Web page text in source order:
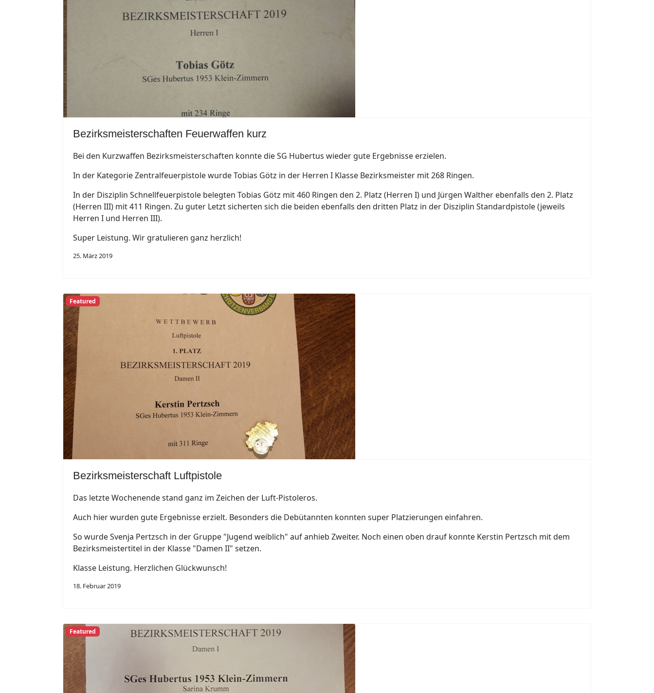
Bezirksmeisterschaften Feuerwaffen kurz
Bei den Kurzwaffen Bezirksmeisterschaften konnte die SG Hubertus wieder gute Ergebnisse erzielen.
In der Kategorie Zentralfeuerpistole wurde Tobias Götz in der Herren I Klasse Bezirksmeister mit 268 Ringen.
In der Disziplin Schnellfeuerpistole belegten Tobias Götz mit 460 Ringen den 2. Platz (Herren I) und Jürgen Walther ebenfalls den 2. Platz
(Herren III) mit 411 Ringen. Zu guter Letzt sicherten sich die beiden ebenfalls den dritten Platz in der Disziplin Standardpistole (jeweils
Herren I und Herren III).
Super Leistung. Wir gratulieren ganz herzlich!
25. März 2019
Featured
Bezirksmeisterschaft Luftpistole
Das letzte Wochenende stand ganz im Zeichen der Luft-Pistoleros.
Auch hier wurden gute Ergebnisse erzielt. Besonders die Debütannten konnten super Platzierungen einfahren.
So wurde Svenja Pertzsch in der Gruppe "Jugend weiblich" auf anhieb Zweiter. Noch einen oben drauf konnte Kerstin Pertzsch mit dem
Bezirksmeistertitel in der Klasse "Damen II" setzen.
Klasse Leistung. Herzlichen Glückwunsch!
18. Februar 2019
Featured